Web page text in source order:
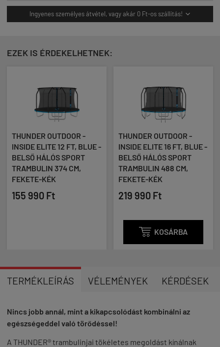
Ingyenes személyes átvétel, vagy akár 0 Ft-os szállítás! 
EZEK IS ÉRDEKELHETNEK:
THUNDER OUTDOOR -
INSIDE ELITE 12 FT, BLUE -
BELSŐ HÁLÓS SPORT
TRAMBULIN 374 CM,
FEKETE-KÉK
155 990 Ft
THUNDER OUTDOOR -
INSIDE ELITE 16 FT, BLUE -
BELSŐ HÁLÓS SPORT
TRAMBULIN 488 CM,
FEKETE-KÉK
219 990 Ft
 KOSÁRBA
TERMÉKLEÍRÁS VÉLEMÉNYEK KÉRDÉSEK
Nincs jobb annál, mint a kikapcsolódást kombinálni az
egészségeddel való törődéssel!
A THUNDER®️ trambulinjai tökéletes megoldást kínálnak